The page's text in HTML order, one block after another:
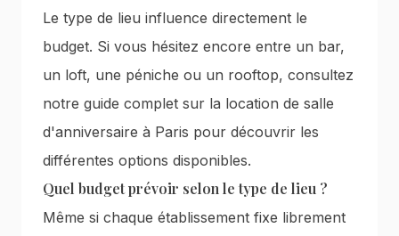
Le type de lieu influence directement le
budget. Si vous hésitez encore entre un bar,
un loft, une péniche ou un rooftop, consultez
notre guide complet sur la location de salle
d'anniversaire à Paris pour découvrir les
différentes options disponibles.
Quel budget prévoir selon le type de lieu ?
Même si chaque établissement fixe librement